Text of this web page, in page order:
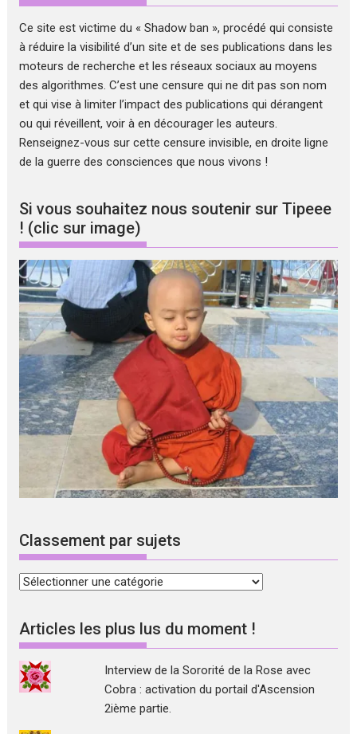
Ce site est victime du « Shadow ban », procédé qui consiste
à réduire la visibilité d’un site et de ses publications dans les
moteurs de recherche et les réseaux sociaux au moyens
des algorithmes. C’est une censure qui ne dit pas son nom
et qui vise à limiter l’impact des publications qui dérangent
ou qui réveillent, voir à en décourager les auteurs.
Renseignez-vous sur cette censure invisible, en droite ligne
de la guerre des consciences que nous vivons !
Si vous souhaitez nous soutenir sur Tipeee
! (clic sur image)
Classement par sujets
Classement
sujets
Articles les plus lus du moment !
Interview de la Sororité de la Rose avec
Cobra : activation du portail d'Ascension
2ième partie.